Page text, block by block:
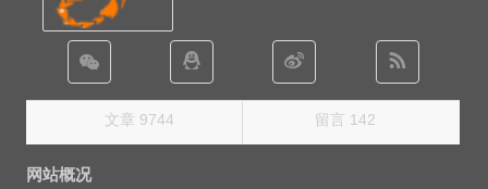
文章 9744 留言 142
网站概况